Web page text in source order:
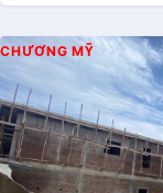
CHƯƠNG MỸ